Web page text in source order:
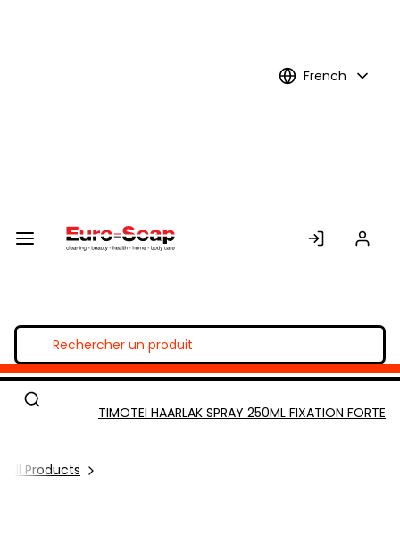
French
All Products
TIMOTEI HAARLAK SPRAY 250ML FIXATION FORTE